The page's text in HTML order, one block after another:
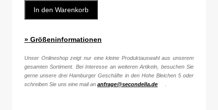
In den Warenkorb
» Größeninformationen
Unser Onlineshop zeigt nur eine kleine Produktauswahl aus unserem
gesamten Sortiment. Bei Interesse an weiteren Artikeln, besuchen Sie
gerne unsere drei Hamburger Geschäfte in den Hohe Bleichen 5 oder
schreiben Sie uns eine mail an anfrage@secondella.de